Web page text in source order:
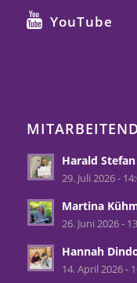
YouTube
Harald Stefan
29. Juli 2026 -
Martina
26. Juni 2026 -
Hannah
14. April 2026 -